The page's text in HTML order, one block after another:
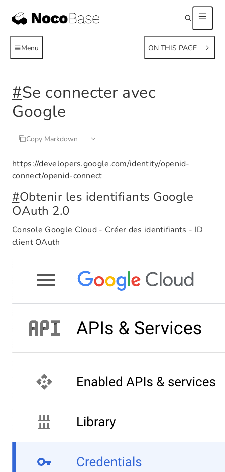
Menu ON THIS PAGE
#Se connecter avec
Google
Copy Markdown
https://developers.google.com/identity/openid-
connect/openid-connect
#Obtenir les identifiants Google
OAuth 2.0
Console Google Cloud - Créer des identifiants - ID
client OAuth